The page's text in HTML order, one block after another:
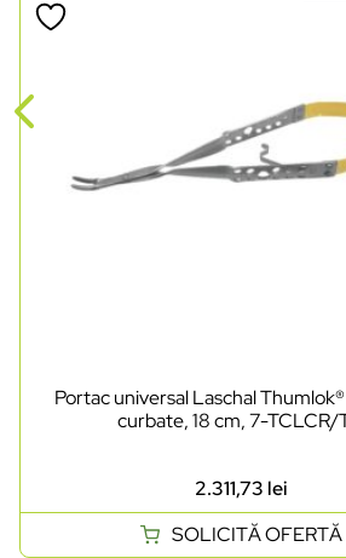
Portac universal Laschal
curbate, 18 cm, 7-TCLCR/
2.311,73 lei
SOLICITĂ OFERTĂ